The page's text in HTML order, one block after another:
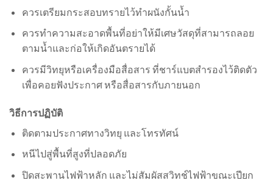
ควรเตรียมกระสอบทรายไว้ทำผนังกั้นน้ำ
ควรทำความสะอาดพื้นที่อย่าให้มีเศษวัสดุที่สามารถลอย
ตามน้ำและก่อให้เกิดอันตรายได้
ควรมีวิทยุหรือเครื่องมือสื่อสาร ที่ชาร์แบตสำรองไว้ติดตัว
เพื่อคอยฟังประกาศ หรือสื่อสารกับภายนอก
วิธีการปฏิบัติ
ติดตามประกาศทางวิทยุ และโทรทัศน์
หนีไปสู่พื้นที่สูงที่ปลอดภัย
ปิดสะพานไฟฟ้าหลัก และไม่สัมผัสสวิทช์ไฟฟ้าขณะเปียก